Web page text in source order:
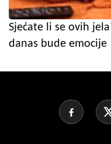
Sjećate li se ovih
danas bude emocije